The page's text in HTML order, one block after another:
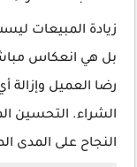
زيادة المبيعات
بل هي انعكاس
رضا العميل وإزالة
الشراء. التحسين
النجاح على المدى